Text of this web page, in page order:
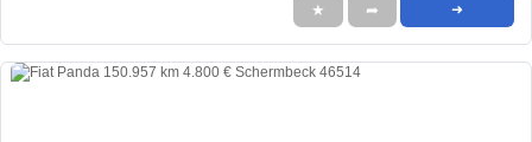
★ ➦ ➜